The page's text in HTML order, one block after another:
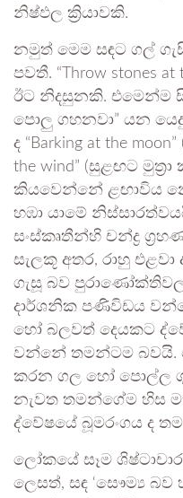
නිෂ්ඵල ක්‍රියාවකි.
නමුත් මෙම සඳට ගල්
පවතී. “Throw stones
ඊට නිදසුනකි. එමෙන්ම
පොලු ගහනවා” යන
ද “Barking at the
the wind” (සුළඟට
කියවෙන්නේ ළඟාවිය
හඹා යාමේ
සංස්කෘතීන්හි චන්ද්‍ර
සැලකූ අතර, රාහු
ගැසූ බව
දාර්ශනික පණිවිඩය
හෝ බලවත් දෙයකට
වන්නේ තමන්ටම බවයි.
කරන ගල හෝ පොල්ල
නැවත තමන්ගේම හිස
ද්වේෂයේ බූමරංගය ද
ලෝකයේ සෑම
ලෙසත්, සඳ ‘සෞම්‍ය බව